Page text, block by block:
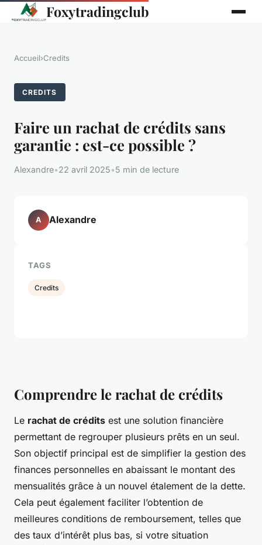
Foxytradingclub
Accueil›Credits
CREDITS
Faire un rachat de crédits sans
garantie : est-ce possible ?
Alexandre•22 avril 2025•5 min de lecture
Comprendre le rachat de crédits
Le rachat de crédits est une solution financière
permettant de regrouper plusieurs prêts en un seul.
Son objectif principal est de simplifier la gestion des
finances personnelles en abaissant le montant des
mensualités grâce à un nouvel étalement de la dette.
Cela peut également faciliter l’obtention de
meilleures conditions de remboursement, telles que
des taux d’intérêt plus bas, si votre situation
A Alexandre
TAGS
Credits